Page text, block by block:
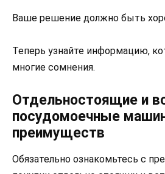
Ваше решение должно быть
Теперь узнайте информацию,
многие сомнения.
Отдельностоящие и
посудомоечные
преимуществ
Обязательно ознакомьтесь с